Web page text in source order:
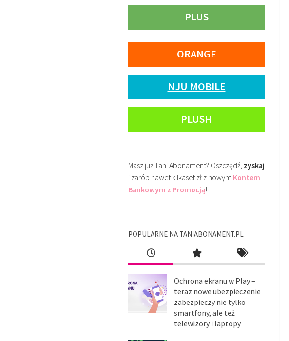
PLUS
ORANGE
NJU MOBILE
PLUSH
Masz już Tani Abonament? Oszczędź, zyskaj
i zarób nawet kilkaset zł z nowym Kontem
Bankowym z Promocją!
POPULARNE NA TANIABONAMENT.PL
Ochrona ekranu w Play –
teraz nowe ubezpieczenie
zabezpieczy nie tylko
smartfony, ale też
telewizory i laptopy